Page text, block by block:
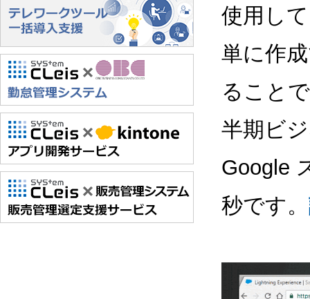
使用し
単に作
ること
半期ビ
Google
秒です。